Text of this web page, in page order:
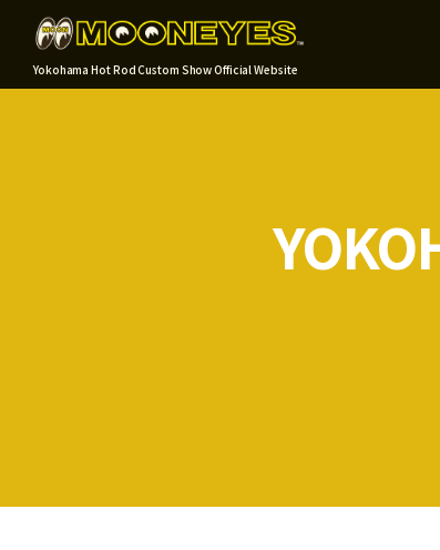
Yokohama Hot Rod Custom Show Official Website